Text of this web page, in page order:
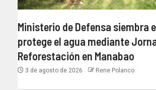
Ministerio de Defensa siembra
protege el agua mediante
Reforestación en Manabao
3 de agosto de 2026 Rene Polanco